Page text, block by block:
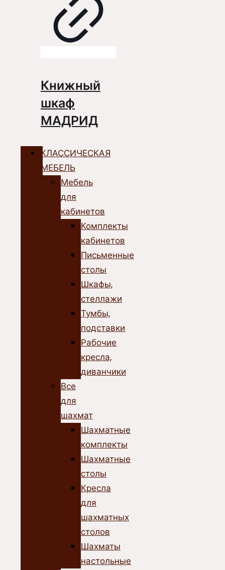
Книжный
шкаф
МАДРИД
КЛАССИЧЕСКАЯ
МЕБЕЛЬ
Мебель
для
кабинетов
Комплекты
кабинетов
Письменные
столы
Шкафы,
стеллажи
Тумбы,
подставки
Рабочие
кресла,
диванчики
Все
для
шахмат
Шахматные
комплекты
Шахматные
столы
Кресла
для
шахматных
столов
Шахматы
настольные